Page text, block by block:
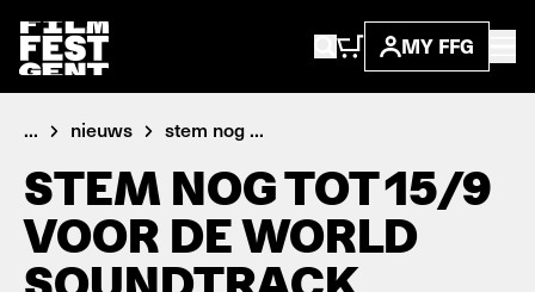
MY FFG
... nieuws stem nog ...
STEM NOG TOT 15/9
VOOR DE WORLD